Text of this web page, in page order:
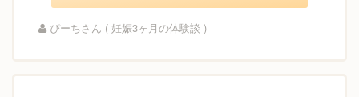
ぴーちさん ( 妊娠3ヶ月の体験談 )